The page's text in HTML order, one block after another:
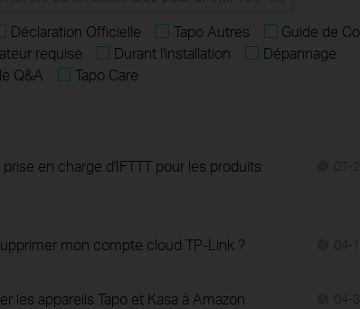
Déclaration Officielle Tapo Autres
Guide de
requise
Durant l'installation
Dépannage
Q&A
Tapo Care
en charge d'IFTTT pour les produits
07-
mon compte cloud TP-Link ? 04-
les appareils Tapo et Kasa à Amazon
04-